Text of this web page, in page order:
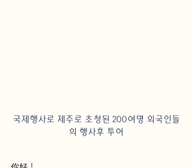
﻿국제행사로 제주로 초청된 200여명 외국인들
의 행사후 투어